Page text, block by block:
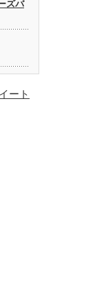
ズバ
ート